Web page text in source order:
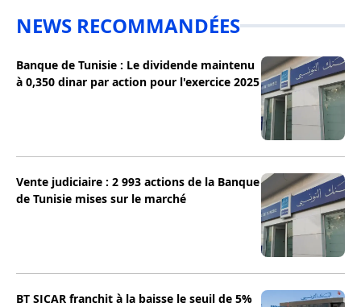
NEWS RECOMMANDÉES
Banque de Tunisie : Le dividende maintenu
à 0,350 dinar par action pour l'exercice 2025
Vente judiciaire : 2 993 actions de la Banque
de Tunisie mises sur le marché
BT SICAR franchit à la baisse le seuil de 5%